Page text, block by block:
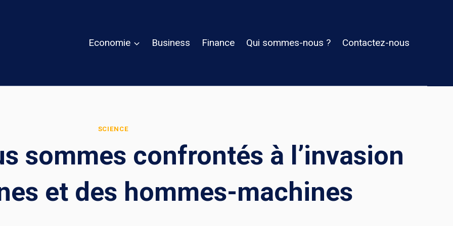
Economie Business Finance Qui sommes-nous ? Contactez-nous
SCIENCE
sommes confrontés à l’invasion
et des hommes-machines